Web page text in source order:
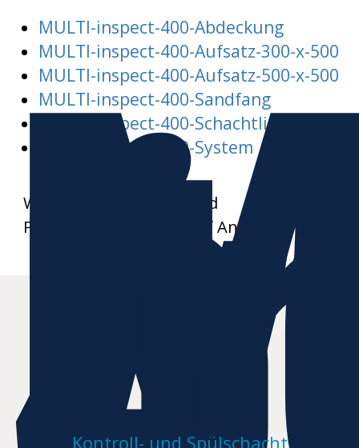
MULTI-inspect-400-Abdeckung
MULTI-inspect-400-Aufsatz-300-x-500
MULTI-inspect-400-Aufsatz-500-x-500
MULTI-inspect-400-Sandfang
MULTI-inspect-400-Schachtliste
MULTI-inspect-400-System
Weitere Datenblätter und
Produktzeichnungen auf Anfrage
Kontroll- und Spülschacht